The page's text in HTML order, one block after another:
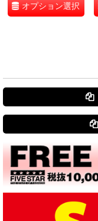
オプション選択